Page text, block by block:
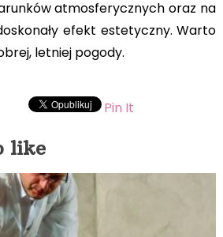
atmosferycznych oraz na
efekt estetyczny. Warto
letniej pogody.
Pin It
like